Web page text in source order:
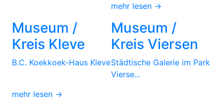
mehr lesen →
Museum /
Kreis Kleve
B.C. Koekkoek-Haus Kleve
mehr lesen →
Museum /
Kreis Viersen
Städtische Galerie im Park
Vierse...